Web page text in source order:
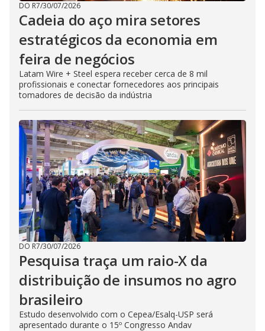
DO R7/30/07/2026
Cadeia do aço mira setores
estratégicos da economia em
feira de negócios
Latam Wire + Steel espera receber cerca de 8 mil
profissionais e conectar fornecedores aos principais
tomadores de decisão da indústria
DO R7/30/07/2026
Pesquisa traça um raio-X da
distribuição de insumos no agro
brasileiro
Estudo desenvolvido com o Cepea/Esalq-USP será
apresentado durante o 15º Congresso Andav